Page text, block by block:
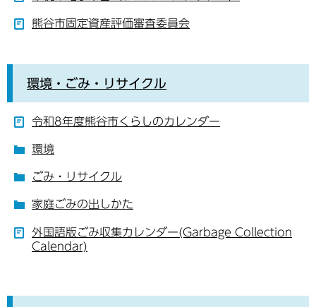
熊谷市固定資産評価審査委員会
環境・ごみ・リサイクル
令和8年度熊谷市くらしのカレンダー
環境
ごみ・リサイクル
家庭ごみの出しかた
外国語版ごみ収集カレンダー(Garbage Collection
Calendar)